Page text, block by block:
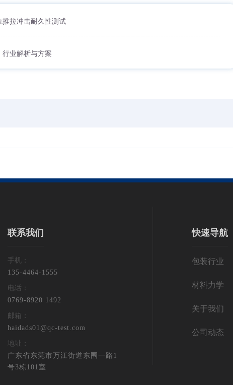
拉冲击耐久性测试
行业解析与方案
联系我们
手机：
135-4464-1555
电话：
0769-8920 1492
邮箱：
haidads01@qc-test.com
地址：
广东省东莞市万江街道东围一路1
号3栋101室
快速导航
包装行业
材料力学
关于我们
公司动态